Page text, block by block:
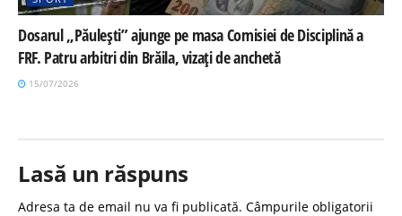
Dosarul „Păulești” ajunge pe masa Comisiei de Disciplină a
FRF. Patru arbitri din Brăila, vizați de anchetă
15/07/2026
Lasă un răspuns
Adresa ta de email nu va fi publicată. Câmpurile obligatorii